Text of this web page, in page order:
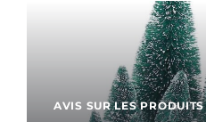
AVIS SUR LES PRODUITS